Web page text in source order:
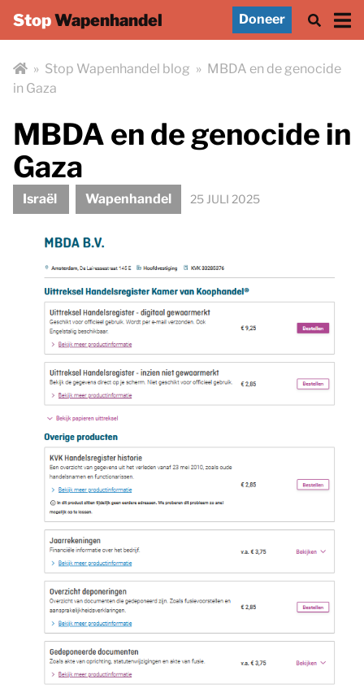
StopWapenhandel Doneer
» Stop Wapenhandel blog » MBDA en de genocide
in Gaza
MBDA en de genocide in
Gaza
Israël Wapenhandel 25 JULI 2025